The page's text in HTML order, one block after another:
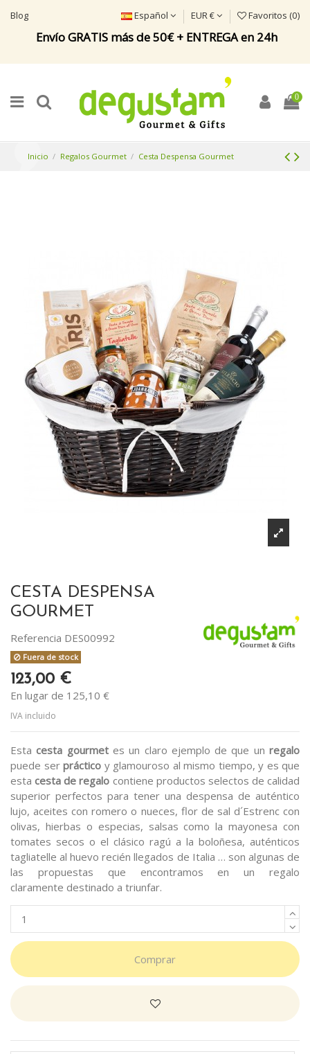
Blog
Envío GRATIS más de 50€ + ENTREGA en 24h
Español EUR € Favoritos (0)
0
Inicio Regalos Gourmet Cesta Despensa Gourmet
CESTA DESPENSA
GOURMET
Referencia DES00992
Fuera de stock
123,00 €
En lugar de 125,10 €
IVA incluido
Estacesta gourmetes un claro ejemplo de que unregalo
puede ser práctico y glamouroso al mismo tiempo, y es que
estacesta de regalo contiene productos selectos de calidad
superior perfectos para tener una despensa de auténtico
lujo, aceites con romero o nueces, flor de sal d´Estrenc con
olivas, hierbas o especias, salsas como la mayonesa con
tomates secos o el clásico ragú a la boloñesa, auténticos
tagliatelle al huevo recién llegados de Italia … son algunas de
las propuestas que encontramos en un regalo
claramente destinado a triunfar.
Comprar